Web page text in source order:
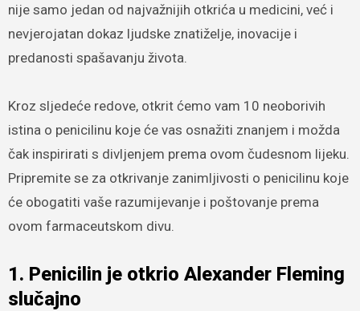
nije samo jedan od najvažnijih otkrića u medicini, već i
nevjerojatan dokaz ljudske znatiželje, inovacije i
predanosti spašavanju života.
Kroz sljedeće redove, otkrit ćemo vam 10 neoborivih
istina o penicilinu koje će vas osnažiti znanjem i možda
čak inspirirati s divljenjem prema ovom čudesnom lijeku.
Pripremite se za otkrivanje zanimljivosti o penicilinu koje
će obogatiti vaše razumijevanje i poštovanje prema
ovom farmaceutskom divu.
1. Penicilin je otkrio Alexander Fleming
slučajno